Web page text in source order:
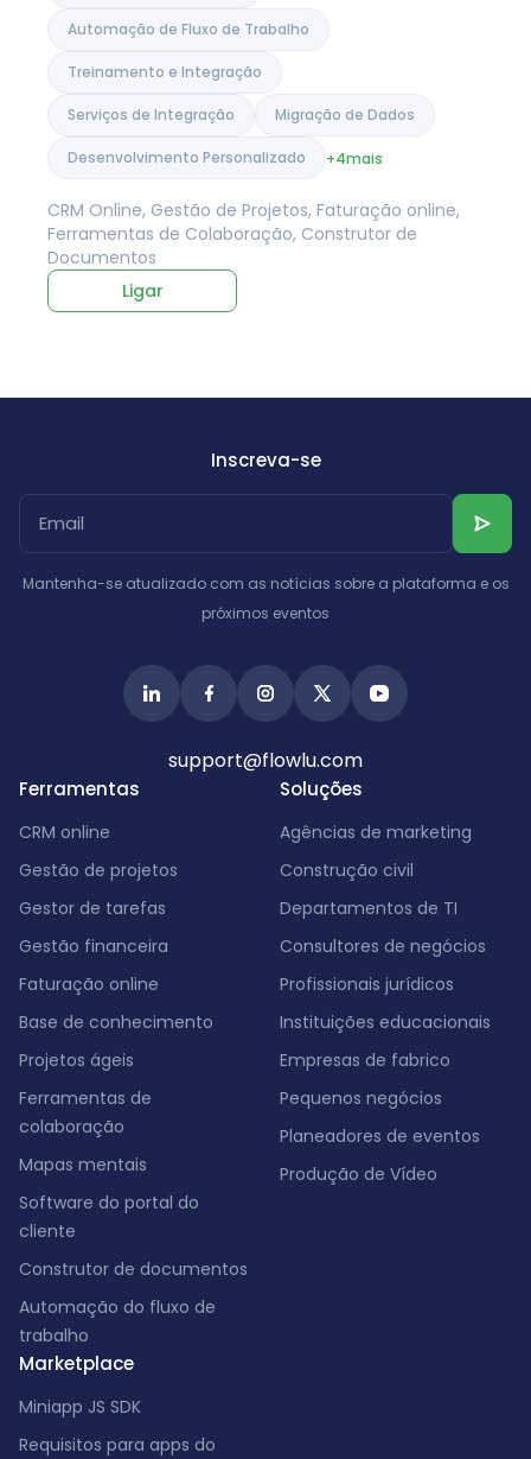
Automação de Fluxo de Trabalho
Treinamento e Integração
Serviços de Integração Migração de Dados
Desenvolvimento Personalizado +4mais
CRM Online, Gestão de Projetos, Faturação online,
Ferramentas de Colaboração, Construtor de
Documentos
Ligar
Ferramentas
CRM online
Gestão de projetos
Gestor de tarefas
Gestão financeira
Faturação online
Base de conhecimento
Projetos ágeis
Ferramentas de
colaboração
Mapas mentais
Software do portal do
cliente
Construtor de documentos
Automação do fluxo de
trabalho
Marketplace
Miniapp JS SDK
Requisitos para apps do
Soluções
Agências de marketing
Construção civil
Departamentos de TI
Consultores de negócios
Profissionais jurídicos
Instituições educacionais
Empresas de fabrico
Pequenos negócios
Planeadores de eventos
Produção de Vídeo
Inscreva-se
Mantenha-se atualizado com as notícias sobre a plataforma e os
próximos eventos
support@flowlu.com